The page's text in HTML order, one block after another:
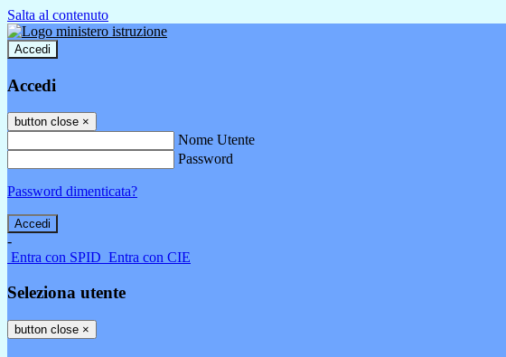
Salta al contenuto
Accedi
Accedi
button close ×
Nome Utente
Password
Password dimenticata?
-
Entra con SPID Entra con CIE
Seleziona utente
button close ×